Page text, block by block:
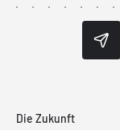
Die Zukunft